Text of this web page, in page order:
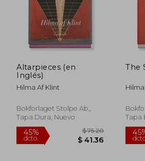
Altarpieces (en
Inglés)
Hilma Af Klint
Bokforlaget Stolpe Ab,,
Tapa Dura, Nuevo
The
Tapa